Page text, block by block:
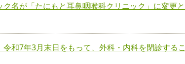
名が「たにもと耳鼻咽喉科クリニック」に変更と
和7年3月末日をもって、外科・内科を閉診するこ